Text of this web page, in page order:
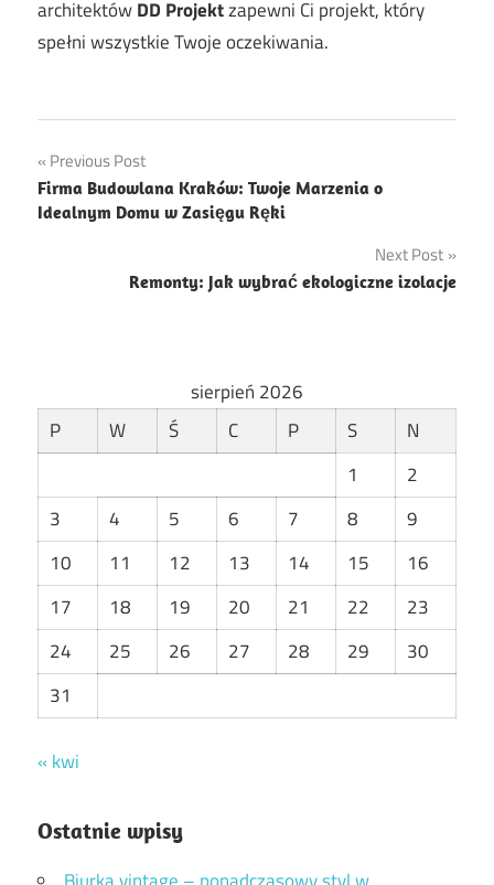
architektówDD Projektzapewni Ci projekt, który
spełni wszystkie Twoje oczekiwania.
Nawigacja
wpisu
Previous Post
Firma Budowlana Kraków: Twoje Marzenia o
Idealnym Domu w Zasięgu Ręki
Next Post
Remonty: Jak wybrać ekologiczne izolacje
sierpień 2026
P
W Ś C P S
N
1
2
3
4 5 6 7 8
9
10
11 12 13 14 15
16
17
18 19 20 21 22
23
24
25 26 27 28 29
30
31
« kwi
Ostatnie wpisy